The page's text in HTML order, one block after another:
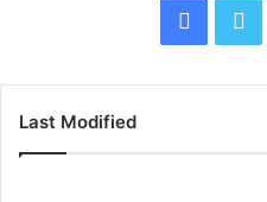
e
Last Modified